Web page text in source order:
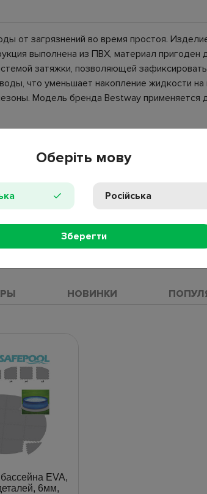
от загрязнений во время простоя.
выполнена из ПВХ, материал пригоден
затяжки, позволяющей
что уменьшает накопление жидкости
Модель бренда Bestway применяется
НОВИНКИ
EVA,
6мм,
Оберіть мову
Російська
Зберегти